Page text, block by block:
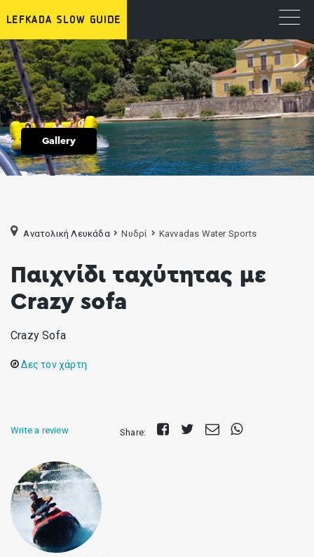
Gallery
Ανατολική Λευκάδα Νυδρί Κavvadas Water Sports
Παιχνίδι ταχύτητας με
Crazy sofa
Crazy Sofa
Δες τον χάρτη
Write a review Share:
Share
on
Tweet
SendShare
on